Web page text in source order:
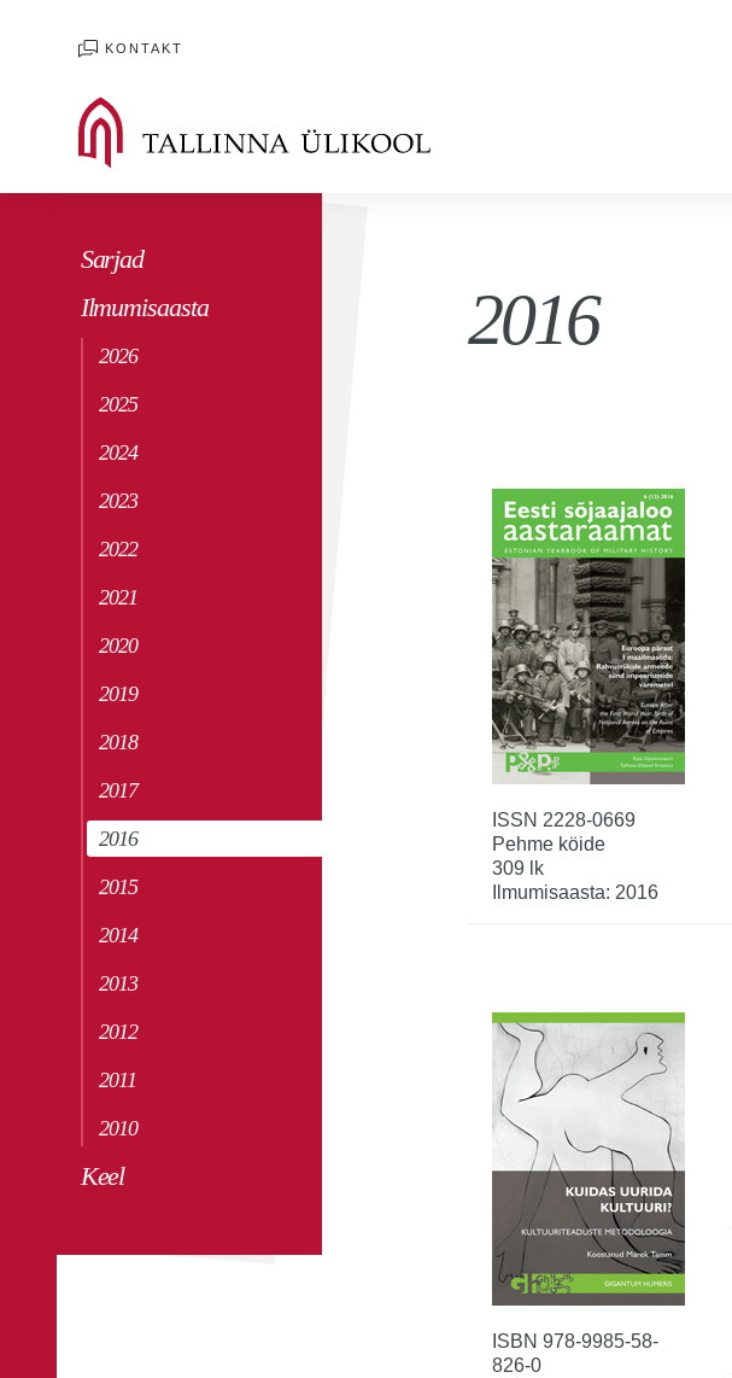
KONTAKT
Sarjad
Ilmumisaasta
2026
2025
2024
2023
2022
2021
2020
2019
2018
2017
2016
2015
2014
2013
2012
2011
2010
Keel
2016
ISSN 2228-0669
Pehme köide
309 lk
Ilmumisaasta: 2016
ISBN 978-9985-58-
826-0